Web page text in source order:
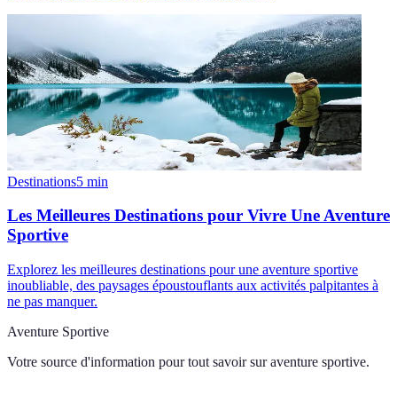
Destinations5 min
Les Meilleures Destinations pour Vivre Une Aventure
Sportive
Explorez les meilleures destinations pour une aventure sportive
inoubliable, des paysages époustouflants aux activités palpitantes à
ne pas manquer.
Aventure Sportive
Votre source d'information pour tout savoir sur aventure sportive.